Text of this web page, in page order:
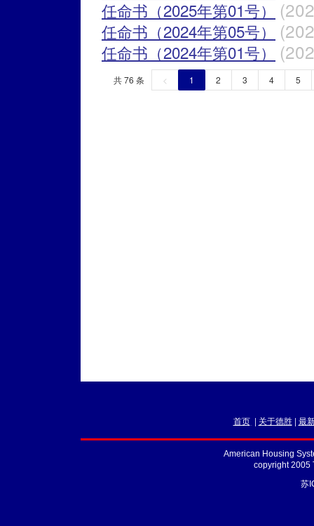
任命书（2025年第01号）
任命书（2024年第05号）
任命书（2024年第01号）
共 76 条 < 1 2 3 4 5
首页 | 关于德胜| 最
American Housing
copyright 2005
苏